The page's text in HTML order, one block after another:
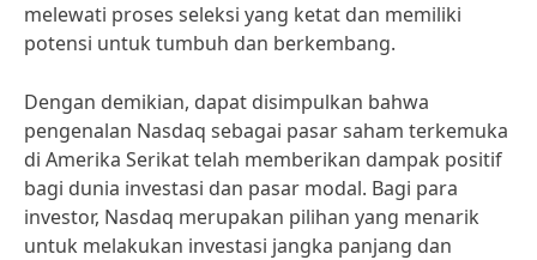
melewati proses seleksi yang ketat dan memiliki
potensi untuk tumbuh dan berkembang.
Dengan demikian, dapat disimpulkan bahwa
pengenalan Nasdaq sebagai pasar saham terkemuka
di Amerika Serikat telah memberikan dampak positif
bagi dunia investasi dan pasar modal. Bagi para
investor, Nasdaq merupakan pilihan yang menarik
untuk melakukan investasi jangka panjang dan